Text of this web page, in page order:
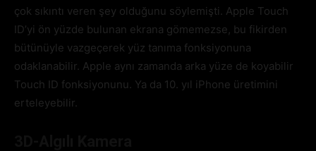
çok sıkıntı veren şey olduğunu söylemişti. Apple Touch
ID’yi ön yüzde bulunan ekrana gömemezse, bu fikirden
bütünüyle vazgeçerek yüz tanıma fonksiyonuna
odaklanabilir. Apple aynı zamanda arka yüze de koyabilir
Touch ID fonksiyonunu. Ya da 10. yıl iPhone üretimini
erteleyebilir.